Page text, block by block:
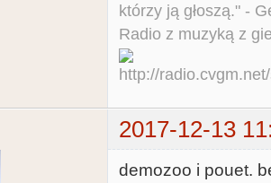
którzy ją głoszą." -
Radio z muzyką z
2017-12-13
demozoo i pouet.